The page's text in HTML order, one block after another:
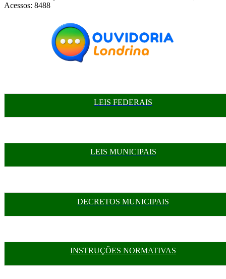
Acessos: 8488
LEIS FEDERAIS
LEIS MUNICIPAIS
DECRETOS MUNICIPAIS
INSTRUÇÕES NORMATIVAS